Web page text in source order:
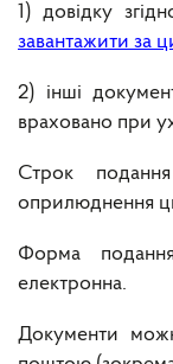
1) довідку
завантажити за
2) інші
враховано при
Строк
оприлюднення
Форма
електронна.
Документи